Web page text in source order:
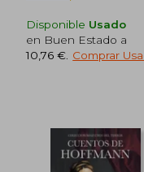
Disponible Usado
en Buen Estado a
10,76 € Comprar